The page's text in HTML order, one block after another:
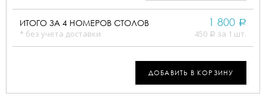
ИТОГО ЗА 4 НОМЕРОВ СТОЛОВ
* без учета доставки
1 800 a
450 a за 1 шт.
ДОБАВИТЬ В КОРЗИНУ